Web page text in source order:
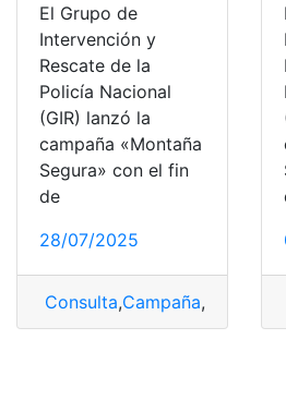
El Grupo de
Intervención y
Rescate de la
Policía Nacional
(GIR) lanzó la
campaña «Montaña
Segura» con el fin
de
28/07/2025
Consulta,Campaña,